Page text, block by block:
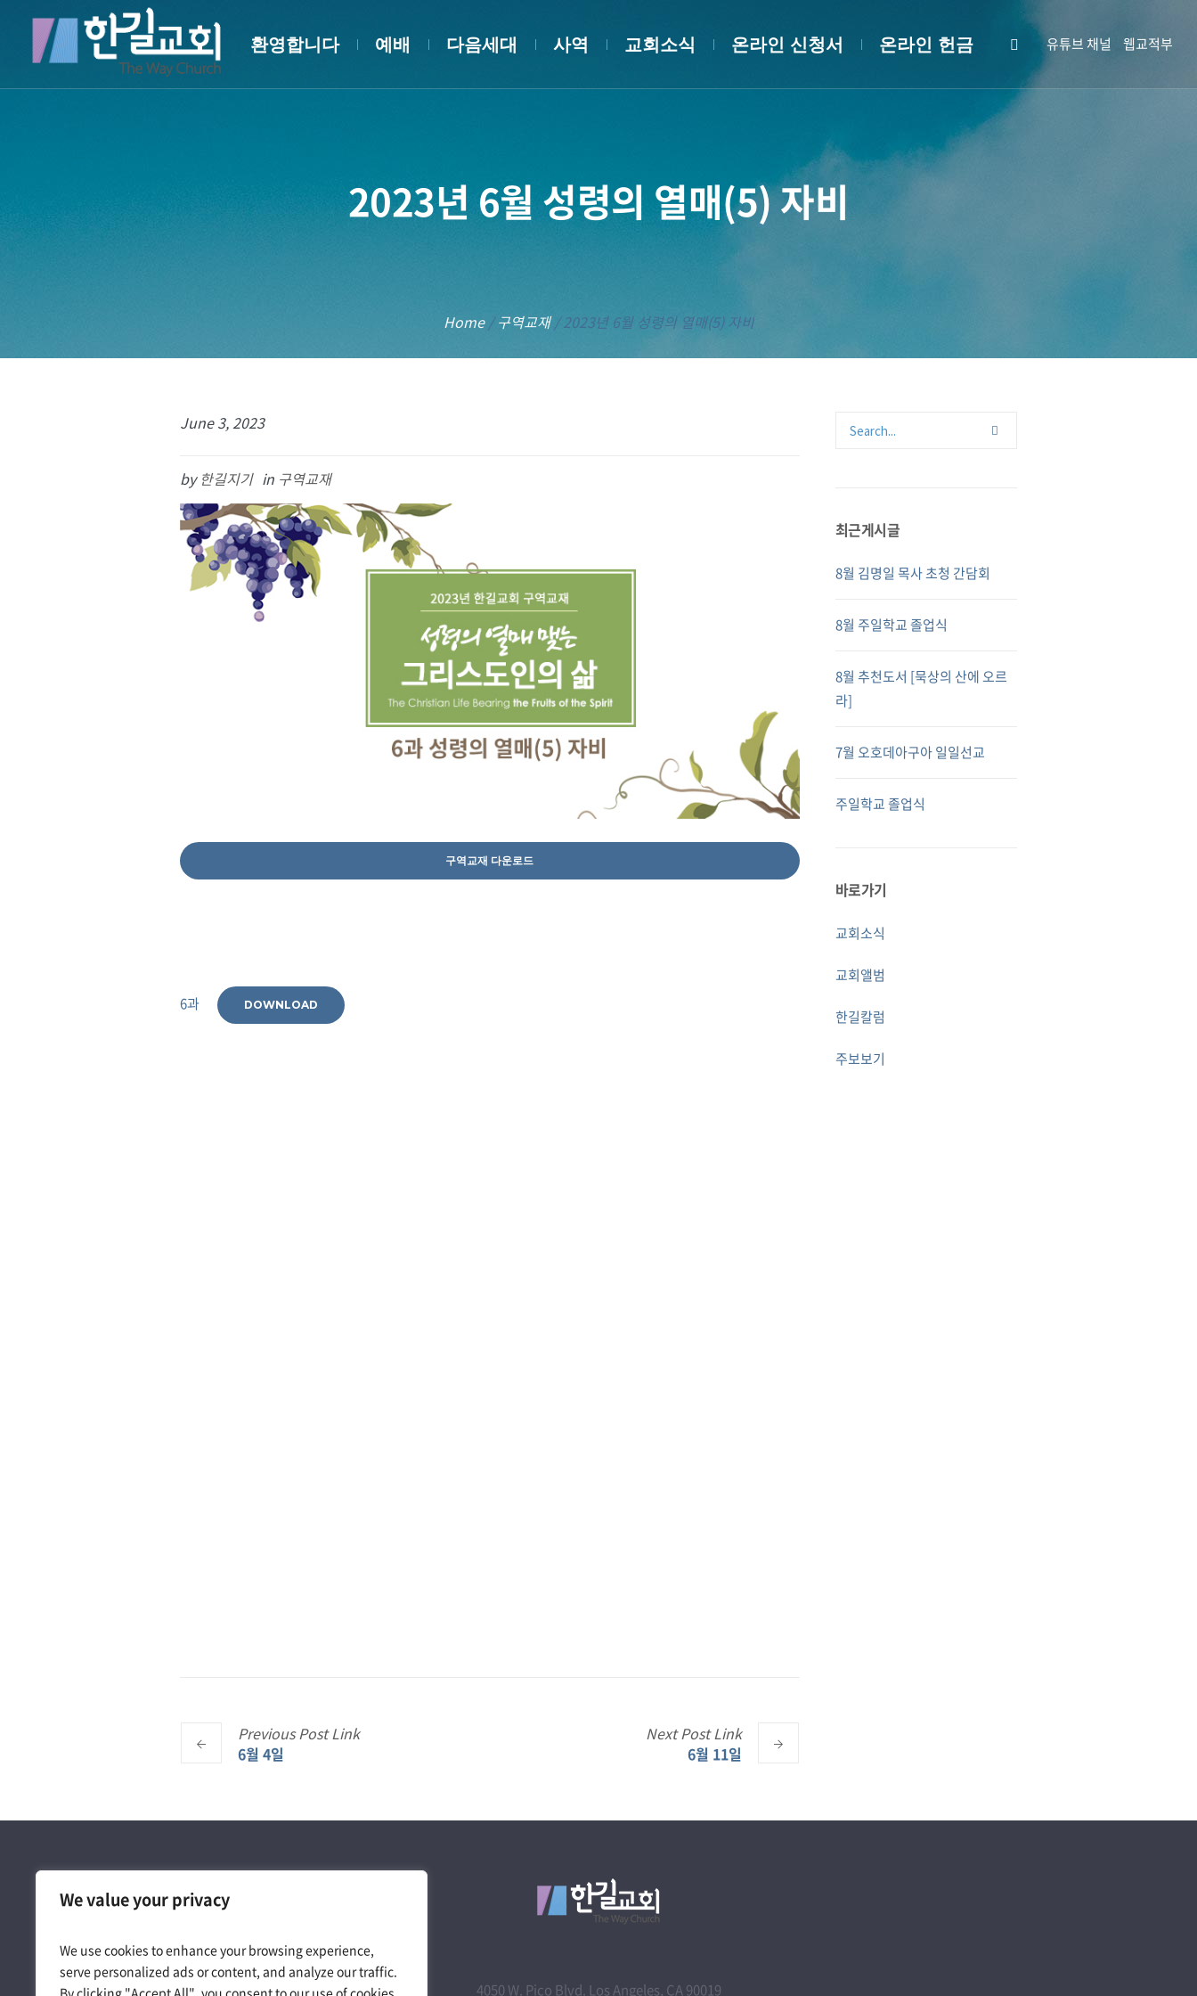
We value your privacy
We use cookies to enhance your browsing experience,
serve personalized ads or content, and analyze our traffic.
By clicking "Accept All", you consent to our use of cookies.
유튜브 채널 웹교적부
환영합니다 예배 다음세대 사역 교회소식 온라인 신청서 온라인 헌금
2023년 6월 성령의 열매(5) 자비
Home /구역교재 /2023년 6월 성령의 열매(5) 자비
June 3, 2023
by 한길지기 in 구역교재
구역교재 다운로드
6과 DOWNLOAD
PreviousPostLink
6월 4일
NextPostLink
6월 11일
최근게시글
8월 김명일 목사 초청 간담회
8월 주일학교 졸업식
8월 추천도서 [묵상의 산에 오르
라]
7월 오호데아구아 일일선교
주일학교 졸업식
바로가기
교회소식
교회앨범
한길칼럼
주보보기
4050 W. Pico Blvd. Los Angeles, CA 90019